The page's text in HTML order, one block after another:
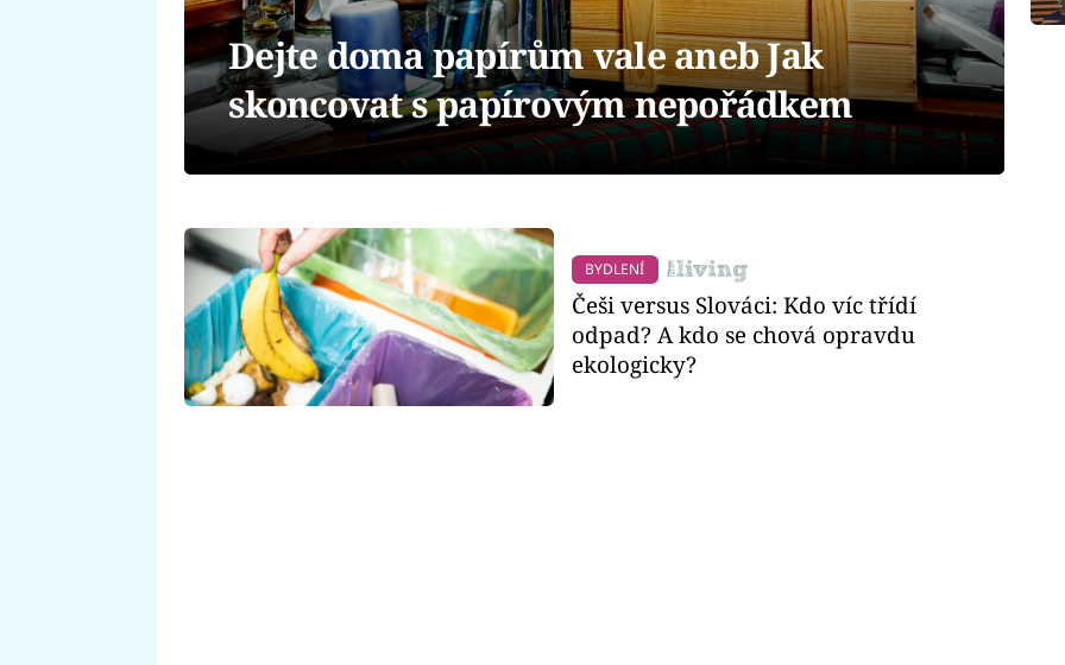
Dejte doma papírům vale aneb Jak
skoncovat s papírovým nepořádkem
BYDLENÍ
Češi versus Slováci: Kdo víc třídí
odpad? A kdo se chová opravdu
ekologicky?